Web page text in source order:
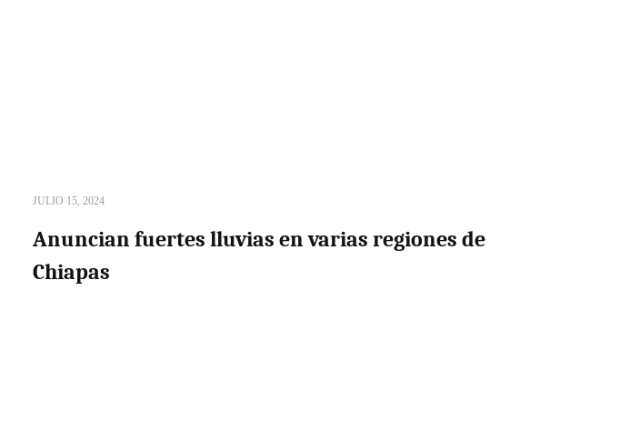
JULIO 15, 2024
Anuncian fuertes lluvias en varias regiones de
Chiapas